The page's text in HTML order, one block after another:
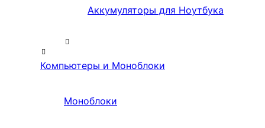
Аккумуляторы для Ноутбука
Компьютеры и Моноблоки
Моноблоки